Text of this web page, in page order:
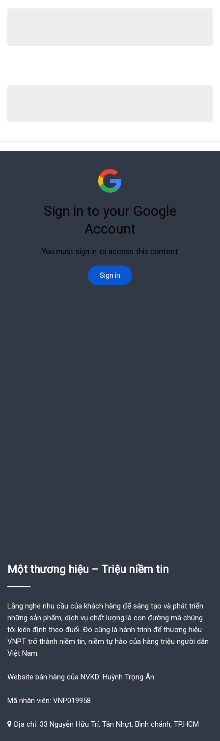
Một thương hiệu – Triệu niềm tin
Lắng nghe nhu cầu của khách hàng để sáng tạo và phát triển
những sản phẩm, dịch vụ chất lượng là con đường mà chúng
tôi kiên định theo đuổi. Đó cũng là hành trình để thương hiệu
VNPT trở thành niềm tin, niềm tự hào của hàng triệu người dân
Việt Nam.
Website bán hàng của NVKD: Huỳnh Trọng Ân
Mã nhân viên: VNP019958
Địa chỉ: 33 Nguyễn Hữu Trí, Tân Nhựt, Bình chánh, TP.HCM